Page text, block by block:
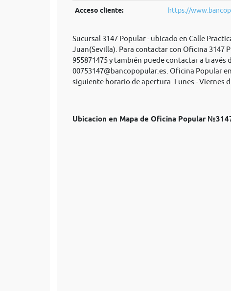
Acceso cliente: https://
Sucursal 3147 Popular - ubicado en Calle
Juan(Sevilla). Para contactar con Oficina
955871475 y también puede contactar a través
00753147@bancopopular.es . Oficina Popular
siguiente horario de apertura. Lunes - Viernes
Ubicacion en Mapa de Oficina Popular